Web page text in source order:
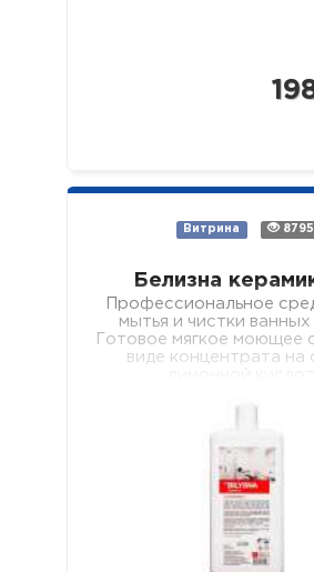
Витрина 8795
Белизна
Профессиональное
мытья и чистки ванных
Готовое мягкое моющее
виде концентрата на
поверхностей с